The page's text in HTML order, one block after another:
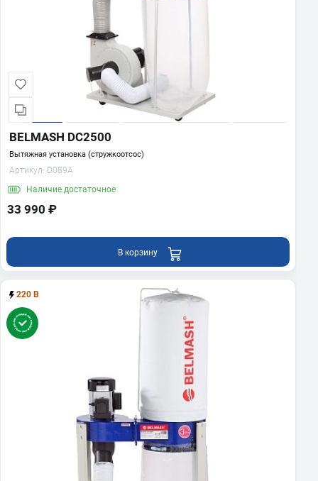
BELMASH DC2500
Вытяжная установка (стружкоотсос)
Артикул: D089A
Наличие достаточное
33 990 ₽
В корзину
220 В